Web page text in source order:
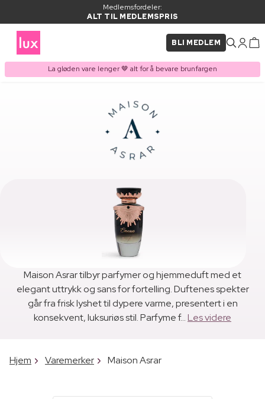
Medlemsfordeler:
ALT TIL MEDLEMSPRIS
BLI MEDLEM
La gløden vare lenger 🤎 alt for å bevare brunfargen
Maison Asrar tilbyr parfymer og hjemmeduft med et
elegant uttrykk og sans for fortelling. Duftenes spekter
går fra frisk lyshet til dypere varme, presentert i en
konsekvent, luksuriøs stil. Parfyme f...Les videre
Hjem Varemerker Maison Asrar